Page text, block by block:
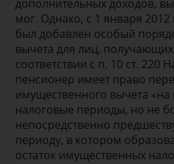
дополнительных доходов,
мог. Однако, с 1 января
был добавлен особый
вычета для лиц,
соответствии с п. 10 ст. 220
пенсионер имеет право
имущественного вычета
налоговые периоды, но не
непосредственно
периоду, в котором
остаток имущественных